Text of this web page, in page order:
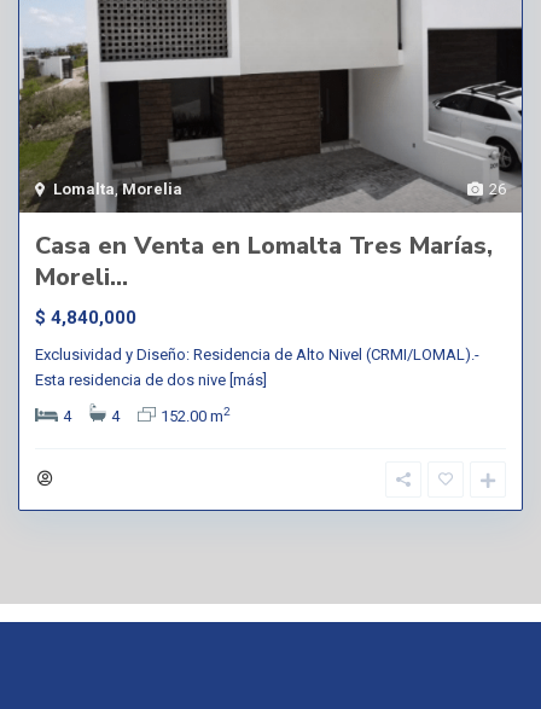
26
Lomalta ,Morelia
Casa en Venta en Lomalta Tres Marías,
Moreli...
$ 4,840,000
Exclusividad y Diseño: Residencia de Alto Nivel (CRMI/LOMAL).-
Esta residencia de dos nive [más]
4
4 152.00 m2